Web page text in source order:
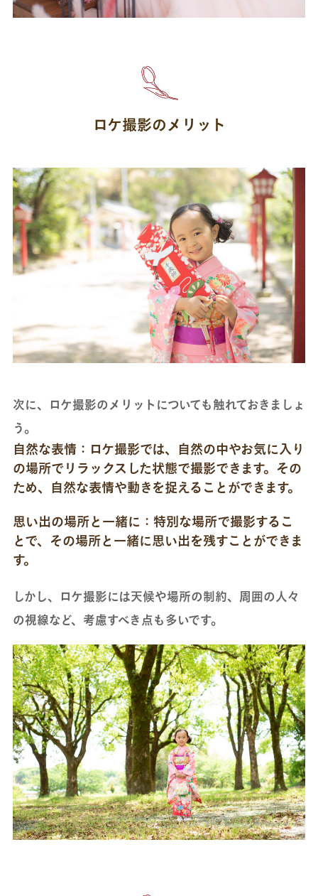
ロケ撮影のメリット
次に、ロケ撮影のメリットについても触れておきましょ
う。
自然な表情：ロケ撮影では、自然の中やお気に入り
の場所でリラックスした状態で撮影できます。その
ため、自然な表情や動きを捉えることができます。
思い出の場所と一緒に：特別な場所で撮影するこ
とで、その場所と一緒に思い出を残すことができま
す。
しかし、ロケ撮影には天候や場所の制約、周囲の人々
の視線など、考慮すべき点も多いです。